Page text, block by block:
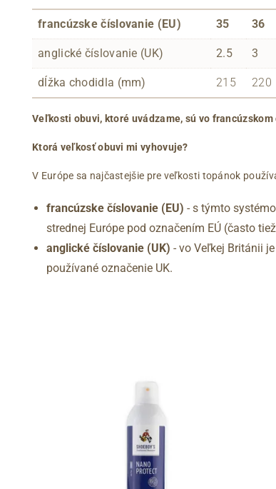
francúzske číslovanie (EU) 35 36
anglické číslovanie (UK) 2.5 3
dĺžka chodidla (mm) 215 220
Veľkosti obuvi, ktoré uvádzame, sú vo francúzskom
Ktorá veľkosť obuvi mi vyhovuje?
V Európe sa najčastejšie pre veľkosti topánok
francúzske číslovanie (EU) - s týmto
strednej Európe pod označením EÚ (často
anglické číslovanie (UK) - vo Veľkej Británii
používané označenie UK.